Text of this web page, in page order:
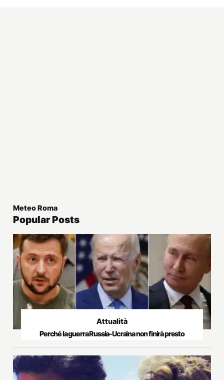
Meteo Roma
Popular Posts
Attualità
Perché la guerra Russia-Ucraina non finirà presto